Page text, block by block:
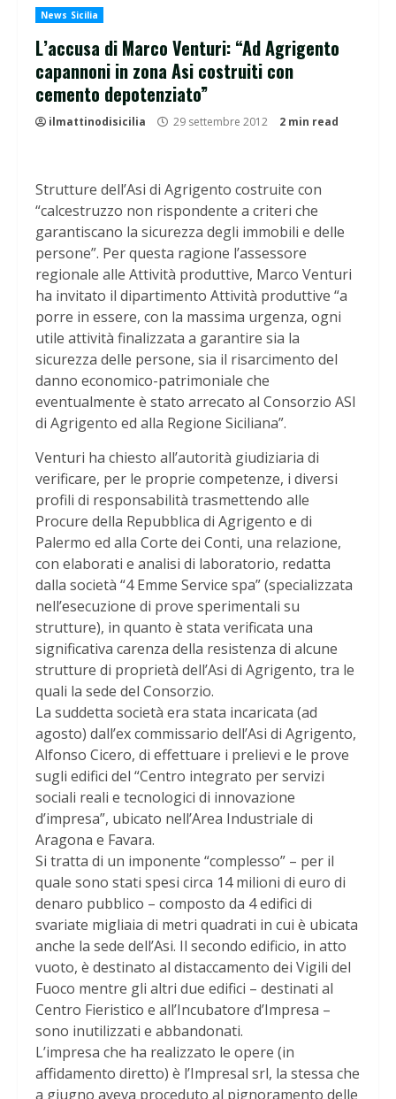
News Sicilia
L’accusa di Marco Venturi: “Ad Agrigento
capannoni in zona Asi costruiti con
cemento depotenziato”
ilmattinodisicilia 29 settembre 2012 2 min read
Strutture dell’Asi di Agrigento costruite con
“calcestruzzo non rispondente a criteri che
garantiscano la sicurezza degli immobili e delle
persone”. Per questa ragione l’assessore
regionale alle Attività produttive, Marco Venturi
ha invitato il dipartimento Attività produttive “a
porre in essere, con la massima urgenza, ogni
utile attività finalizzata a garantire sia la
sicurezza delle persone, sia il risarcimento del
danno economico-patrimoniale che
eventualmente è stato arrecato al Consorzio ASI
di Agrigento ed alla Regione Siciliana”.
Venturi ha chiesto all’autorità giudiziaria di
verificare, per le proprie competenze, i diversi
profili di responsabilità trasmettendo alle
Procure della Repubblica di Agrigento e di
Palermo ed alla Corte dei Conti, una relazione,
con elaborati e analisi di laboratorio, redatta
dalla società “4 Emme Service spa” (specializzata
nell’esecuzione di prove sperimentali su
strutture), in quanto è stata verificata una
significativa carenza della resistenza di alcune
strutture di proprietà dell’Asi di Agrigento, tra le
quali la sede del Consorzio.
La suddetta società era stata incaricata (ad
agosto) dall’ex commissario dell’Asi di Agrigento,
Alfonso Cicero, di effettuare i prelievi e le prove
sugli edifici del “Centro integrato per servizi
sociali reali e tecnologici di innovazione
d’impresa”, ubicato nell’Area Industriale di
Aragona e Favara.
Si tratta di un imponente “complesso” – per il
quale sono stati spesi circa 14 milioni di euro di
denaro pubblico – composto da 4 edifici di
svariate migliaia di metri quadrati in cui è ubicata
anche la sede dell’Asi. Il secondo edificio, in atto
vuoto, è destinato al distaccamento dei Vigili del
Fuoco mentre gli altri due edifici – destinati al
Centro Fieristico e all’Incubatore d’Impresa –
sono inutilizzati e abbandonati.
L’impresa che ha realizzato le opere (in
affidamento diretto) è l’Impresal srl, la stessa che
a giugno aveva proceduto al pignoramento delle